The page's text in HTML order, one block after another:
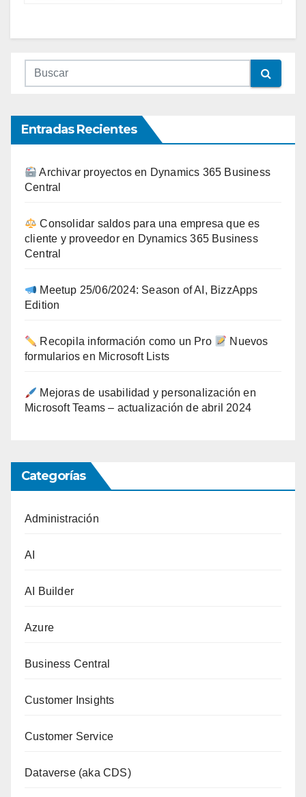
Entradas Recientes
Archivar proyectos en Dynamics 365 Business
Central
Consolidar saldos para una empresa que es
cliente y proveedor en Dynamics 365 Business
Central
Meetup 25/06/2024: Season of AI, BizzApps
Edition
Recopila información como un Pro
Nuevos
formularios en Microsoft Lists
Mejoras de usabilidad y personalización en
Microsoft Teams – actualización de abril 2024
Categorías
Administración
AI
AI Builder
Azure
Business Central
Customer Insights
Customer Service
Dataverse (aka CDS)